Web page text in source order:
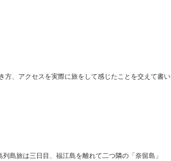
、アクセスを実際に旅をして感じたことを交えて書い
島旅は三日目、福江島を離れて二つ隣の「奈留島」